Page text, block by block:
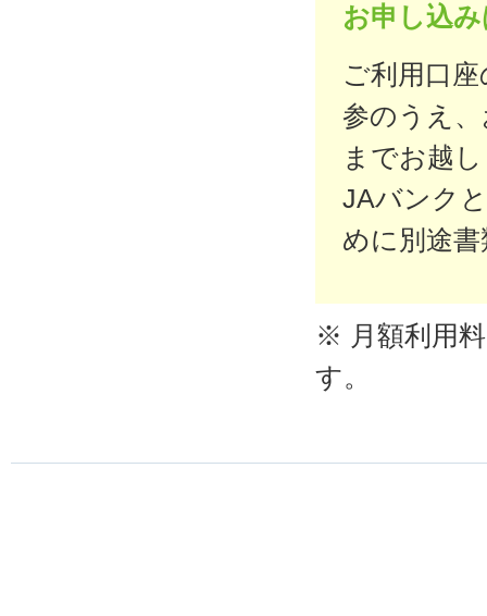
お申し込
ご利用口
参のうえ
までお越
JAバンク
めに別途
※ 月額利用
す。